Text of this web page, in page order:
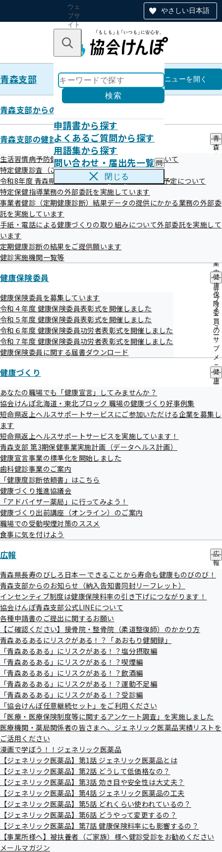
やさしい日本語
ウェ
ブサ
イト
のナ
ン
キーワードで探す
検索
申請書から探す
よくあるご質問から探す
用語集から探す
問い合わせ・届出先一覧 問
い
せ
・
出
の
閉じる
青森支部 青森支部
メニューを開く
青森支部からのお知らせ
青森支部の健診・保健指導のご案内
青
森
・
指
案
内
の
サ
ブ
メ
ニ
ュ
ー
生活習慣病予防健診（ご本人様対象）のご案内について
特定健康診査（ご家族様対象）のご案内について
令和8年度 青森県内の市町村 住民(集団)健診の実施予定について
特定保健指導業務の外部委託を実施しています
事業者健診（定期健康診断）結果データの提供にかかる業務の外部委
託を実施しています
手紙・電話による健康づくりの取り組みについて外部委託を実施して
います
定期健康診断の結果をご提供願います
健診実施機関一覧等
健康保険委員
健
康
保
険
委
員
の
サ
ブ
メ
ニ
ュ
ー
健康保険委員を募集しています
令和４年度 健康保険委員表彰式を開催しました
令和５年度 健康保険委員表彰式を開催しました
令和６年度 健康保険委員功労者表彰式を開催しました
令和７年度 健康保険委員功労者表彰式を開催しました
健康保険委員に関する届書ダウンロード
健康づくり
健
康
の
あなたの職場でも「健康宣言」してみませんか？
協会けんぽ北海道・東北ブロック 職場の健康づくり好事例集
短命県返上ヘルスサポートサービスにご参加いただける企業を募集し
ます
短命県返上ヘルスサポートサービスを実施しています！
青森支部 第3期保健事業実施計画（データヘルス計画）
健康宣言事業の標準化を開始しました
歯科健診事業のご案内
「健康度診断依頼書」はこちら
健康づくり推進協議会
「アドバイザー薬局」に行ってみよう！
健康づくり出前講座（オンライン）のご案内
職場での受動喫煙対策のススメ
食事に気を付けよう
広報
広
報
の
サ
青森県長寿のびしろ日本一 できることから寿命も健康ものびのび！
青森支部からのお知らせ（納入告知書同封リーフレット）
インセンティブ制度は健康保険料率の引き下げにつながります！
協会けんぽ青森支部公式LINEについて
各種申請書のご提出に関するお願い
【ご確認ください】接骨院・整骨院（柔道整復師）のかかり方
青森あるあるにリスクがある！？「あおもり健聞録」
「青森あるある」にリスクがある！？塩分摂取編
「青森あるある」にリスクがある！？喫煙編
「青森あるある」にリスクがある！？飲酒編
「青森あるある」にリスクがある！？運動不足編
「青森あるある」にリスクがある！？受診編
「協会けんぽ任意継続セット」をご利用ください
「医療・医療保険制度等に関するアンケート調査」を実施しました
医療機関・薬局関係者の皆さまへ、ジェネリック医薬品実績リストを
ご活用ください
漫画で学ぼう！！ジェネリック医薬品
【ジェネリック医薬品】第1話 ジェネリック医薬品とは
【ジェネリック医薬品】第2話 どうして低価格なの？
【ジェネリック医薬品】第3話 効き目や安全性は大丈夫？
【ジェネリック医薬品】第4話 ジェネリック医薬品の工夫
【ジェネリック医薬品】第5話 どれくらい使われているの？
【ジェネリック医薬品】第6話 どうやって変更するの？
【ジェネリック医薬品】第7話 健康保険料率にも影響するの？
【事業所様へ】被扶養者（ご家族）様へ健診受診をお勧めください
メールマガジン
令和08年06月
お知らせ
令和08年06月29日
情報提供サービスを一時停止させていただきます
令和08年06月26日
健康保険の任意継続被保険者の7月分保険料の納付期限は7
月10日です
令和08年06月25日
令和8年6月24日からの大雨に伴う災害
災害情報
健康保険コラムを掲載しました
令和08年06月11日
事務処理誤りを掲載しました
令和08年06月10日
「健康宣言」のページを更新しました。
令和08年06月10日
「統計情報」のページを更新しました。
令和08年06月04日
「納入告知書同封リーフレット」を更新しました
令和08年06月01日
コールセンターの設置及び録音開始について
過去のお知らせ一覧
令和08年08月
令和08年07月
令和08年06月
令和08年05月
令和08年04月
令和08年02月
令和08年01月